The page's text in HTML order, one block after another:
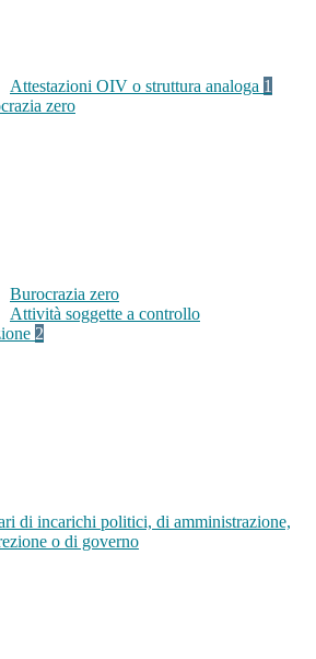
Attestazioni OIV o struttura analoga 1
zero
Burocrazia zero
Attività soggette a controllo
2
di incarichi politici, di amministrazione,
o di governo